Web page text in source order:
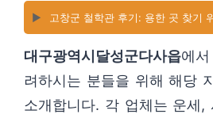
▶️ 고창군 철학관 후기: 용한 곳 찾기
대구광역시달성군다사읍에
려하시는 분들을 위해 해당
소개합니다. 각 업체는 운세,